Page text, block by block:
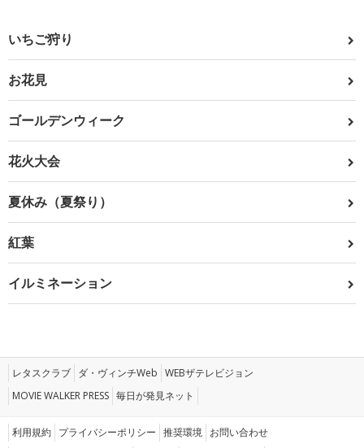
いちご狩り
お花見
ゴールデンウィーク
花火大会
夏休み（夏祭り）
紅葉
イルミネーション
レタスクラブ ダ・ヴィンチWeb WEBザテレビジョン
MOVIE WALKER PRESS 毎日が発見ネット
利用規約 プライバシーポリシー 推奨環境 お問い合わせ